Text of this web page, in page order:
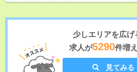
少しエリアを広げ
求人が5290件増
見てみる